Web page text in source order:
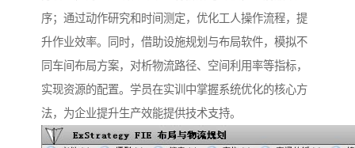
序；通过动作研究和时间测定，优化工人操作流程，提
升作业效率。同时，借助设施规划与布局软件，模拟不
同车间布局方案，对析物流路径、空间利用率等指标，
实现资源的配置。学员在实训中掌握系统优化的核心方
法，为企业提升生产效能提供技术支持。​